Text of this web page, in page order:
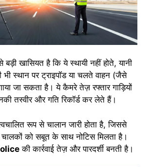
खासियत है कि ये स्थायी नहीं होते, यानी
भी स्थान पर ट्राइपॉड या चलते वाहन (जैसे
जा सकता है। ये कैमरे तेज़ रफ्तार गाड़ियों
तस्वीर और गति रिकॉर्ड कर लेते हैं।
रूप से चालान जारी होता है, जिससे
को सबूत के साथ नोटिस मिलता है।
की कार्रवाई तेज़ और पारदर्शी बनती है।